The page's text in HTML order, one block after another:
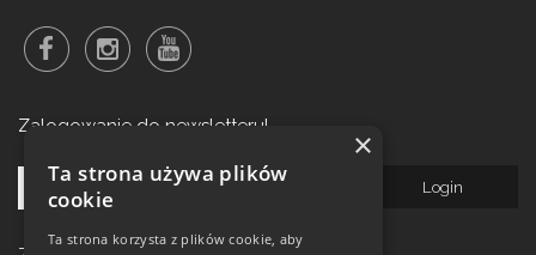
Zalogowanie do newsletteru! ×
Ta strona używa plików
cookie
Ta strona korzysta z plików cookie, aby